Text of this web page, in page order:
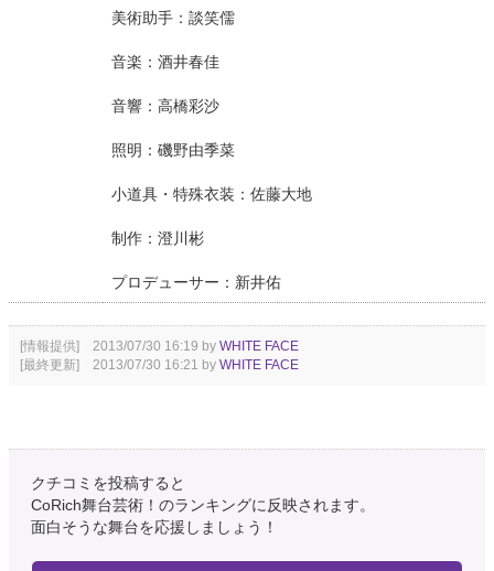
美術助手：談笑儒
音楽：酒井春佳
音響：高橋彩沙
照明：磯野由季菜
小道具・特殊衣装：佐藤大地
制作：澄川彬
プロデューサー：新井佑
[情報提供] 2013/07/30 16:19 by WHITE FACE
[最終更新] 2013/07/30 16:21 by WHITE FACE
クチコミを投稿すると
CoRich舞台芸術！のランキングに反映されます。
面白そうな舞台を応援しましょう！